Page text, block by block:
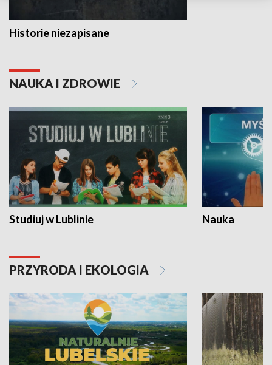
Historie niezapisane
NAUKA I ZDROWIE
Studiuj w Lublinie Nauka
PRZYRODA I EKOLOGIA